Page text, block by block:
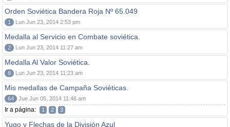
Orden Soviética Bandera Roja Nº 65.049
1 Lun Jun 23, 2014 2:53 pm
Medalla al Servicio en Combate soviética.
2 Lun Jun 23, 2014 11:27 am
Medalla Al Valor Soviética.
8 Lun Jun 23, 2014 11:23 am
Mis medallas de Campaña Soviéticas.
64 Jue Jun 05, 2014 11:46 am
Ir a página: 1 2 3
Yugo y Flechas de la División Azul